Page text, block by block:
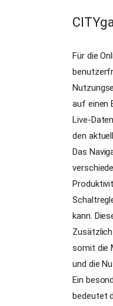
Für die
auf einen
Live-
den
Das
kann.
somit die
und die
Ein
bedeutet